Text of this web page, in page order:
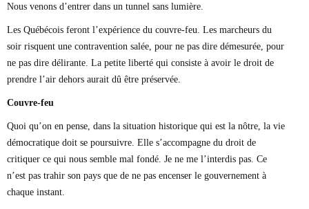
Nous venons d’entrer dans un tunnel sans lumière.
Les Québécois feront l’expérience du couvre-feu. Les marcheurs du
soir risquent une contravention salée, pour ne pas dire démesurée, pour
ne pas dire délirante. La petite liberté qui consiste à avoir le droit de
prendre l’air dehors aurait dû être préservée.
Couvre-feu
Quoi qu’on en pense, dans la situation historique qui est la nôtre, la vie
démocratique doit se poursuivre. Elle s’accompagne du droit de
critiquer ce qui nous semble mal fondé. Je ne me l’interdis pas. Ce
n’est pas trahir son pays que de ne pas encenser le gouvernement à
chaque instant.